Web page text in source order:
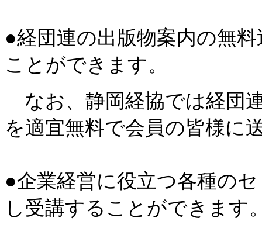
●経団連の出版物案内の無
ことができます。
なお、静岡経協では経団
を適宜無料で会員の皆様に
●企業経営に役立つ各種の
し受講することができます